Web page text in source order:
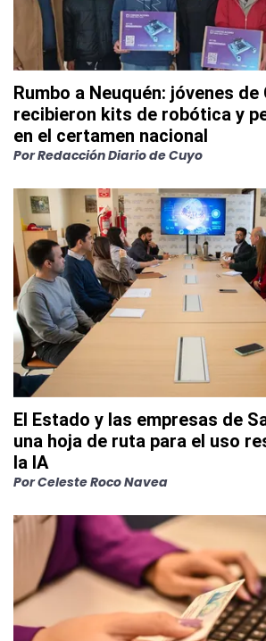
Rumbo a Neuquén: jóvenes de
recibieron kits de robótica y
en el certamen nacional
PorRedacción Diario de Cuyo
El Estado y las empresas de
una hoja de ruta para el uso
la IA
PorCeleste Roco Navea